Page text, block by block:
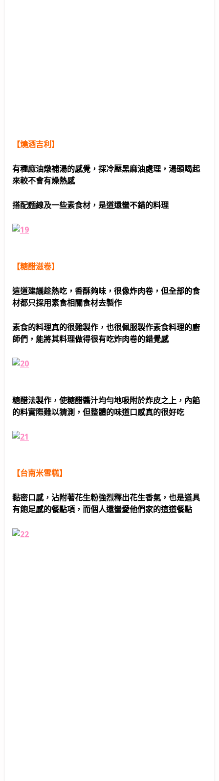
【燒酒吉利】
有種麻油燉補湯的感覺，採冷壓黑麻油處理，湯頭喝起
來較不會有燥熱感
搭配麵線及一些素食材，是道還蠻不錯的料理
【糖醋滋卷】
這道建議趁熱吃，香酥夠味，很像炸肉卷，但全部的食
材都只採用素食相關食材去製作
素食的料理真的很難製作，也很佩服製作素食料理的廚
師們，能將其料理做得很有吃炸肉卷的錯覺感
糖醋法製作，使糖醋醬汁均勻地吸附於炸皮之上，內餡
的料實際難以猜測，但整體的味道口感真的很好吃
【台南米雪糕】
黏密口感，沾附著花生粉強烈釋出花生香氣，也是道具
有飽足感的餐點項，而個人還蠻愛他們家的這道餐點